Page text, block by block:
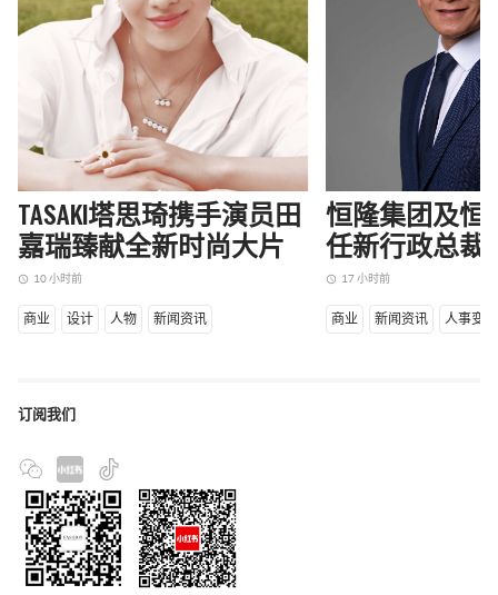
TASAKI塔思琦携手演员田
嘉瑞臻献全新时尚大片
access_time 10 小时前
商业 设计 人物 新闻资讯
恒隆集团及恒
任新行政总裁
access_time 17 小时前
商业 新闻资讯 人事变动
订阅我们